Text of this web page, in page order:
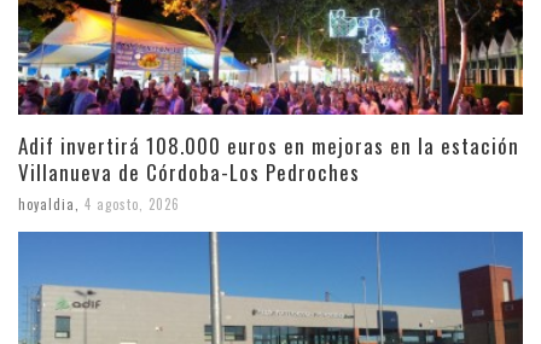
Adif invertirá 108.000 euros en mejoras en la estación
Villanueva de Córdoba-Los Pedroches
hoyaldia 4 agosto, 2026